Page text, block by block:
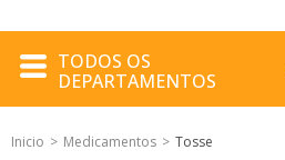
TODOS OS
DEPARTAMENTOS
BELEZA
Inicio Medicamentos Tosse